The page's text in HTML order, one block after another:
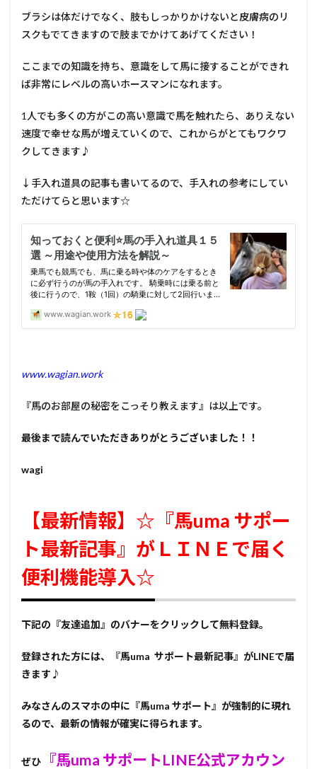
ブラシは体だけでなく、肢もしっかりかけないと皮膚病のリ
スクもでてきますので肢までかけてあげてください！
ここまでの知識を持ち、意識をして馬に接することができれ
ば非常にレベルの高いホースマンになれます。
1人でも多くの方がこの高い意識で馬を触れたら、ありえない
速度で幸せな馬が増えていくので、これからがとてもワクワ
クしてきます♪
↓手入れ道具の記事も書いてるので、手入れの参考にしてい
ただけてらと思います☆
www.wagian.work
『馬のお部屋の秘密をこっそり教えます』は以上です。
最後まで読んでいただきありがとうございました！！
wagi
【最新情報】☆『馬uma サポー
ト最新記事』がＬＩＮＥで届く
便利機能導入☆
下記の『友達追加』のバナーをクリックして無料登録。
登録された方には、『馬uma サポート最新記事』がLINEで届
きます♪
みなさんのスマホの中に『馬uma サポート』が強制的に現れ
るので、最新の情報が確実に得られます。
ぜひ
『馬uma サポートLINE公式アカウン